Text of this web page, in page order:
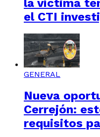
la víctima
el CTI
GENERAL
Nueva
Cerrejón:
requisitos